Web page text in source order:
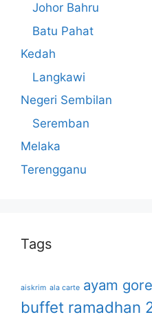
Johor Bahru
Batu Pahat
Kedah
Langkawi
Negeri Sembilan
Seremban
Melaka
Terengganu
Tags
aiskrim ala carte ayam
buffet ramadhan